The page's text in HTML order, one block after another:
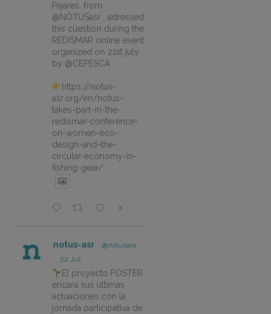
Pajares, from
@NOTUSasr , adressed
this cuestion during the
REDISMAR online event
organized on 21st july
by @CEPESCA
https://notus-
asr.org/en/notus-
takes-part-in-the-
redismar-conference-
on-women-eco-
design-and-the-
circular-economy-in-
fishing-gear/
X
notus-asr
@notusasr
·
22 Jul
El proyecto FOSTER
encara sus últimas
actuaciones con la
jornada participativa de